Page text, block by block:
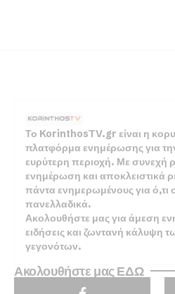
Το KorinthosTV.gr είναι η
πλατφόρμα ενημέρωσης για
ευρύτερη περιοχή. Με συνεχή
ενημέρωση και αποκλειστικά
πάντα ενημερωμένους για ό,τι
πανελλαδικά.
Ακολουθήστε μας για άμεση
ειδήσεις και ζωντανή κάλυψη
γεγονότων.
Ακολουθήστε μας ΕΔΩ